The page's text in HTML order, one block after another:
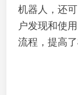
机器人，还
户发现和使
流程，提高